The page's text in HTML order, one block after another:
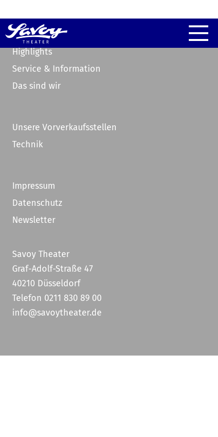
Highlights
Service & Information
Das sind wir
Unsere Vorverkaufsstellen
Technik
Impressum
Datenschutz
Newsletter
Savoy Theater
Graf-Adolf-Straße 47
40210 Düsseldorf
Telefon 0211 830 89 00
info@savoytheater.de